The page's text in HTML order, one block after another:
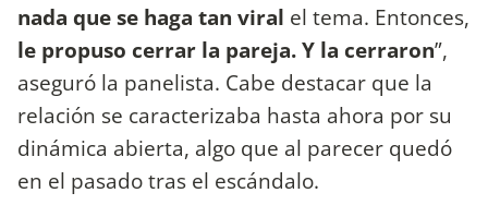
nada que se haga tan viral el tema. Entonces,
le propuso cerrar la pareja. Y la cerraron”,
aseguró la panelista. Cabe destacar que la
relación se caracterizaba hasta ahora por su
dinámica abierta, algo que al parecer quedó
en el pasado tras el escándalo.